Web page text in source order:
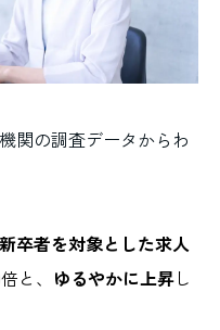
関の調査データからわ
卒者を対象とした求人
と、 ゆるやかに上昇し